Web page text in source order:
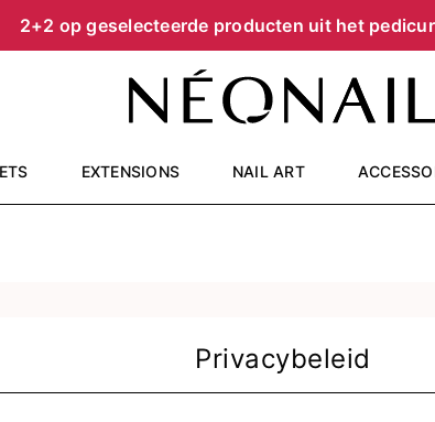
2+2 op geselecteerde producten uit het
EXTENSIONS NAIL ART
Privacybeleid